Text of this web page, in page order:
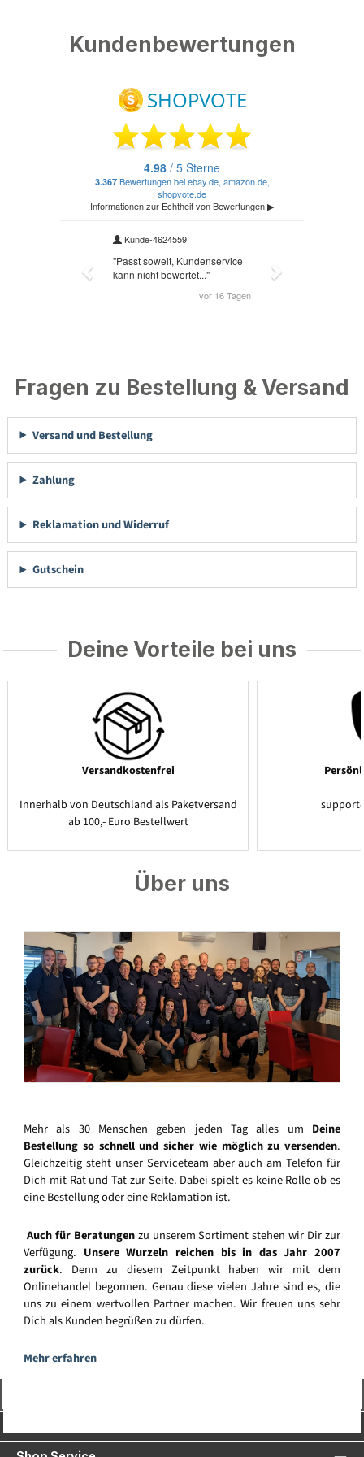
Kundenbewertungen
Fragen zu Bestellung & Versand
Versand und Bestellung
Zahlung
Reklamation und Widerruf
Gutschein
Deine Vorteile bei uns
Versandkostenfrei
Innerhalb von Deutschland als Paketversand
ab 100,- Euro Bestellwert
Über uns
Mehr als 30 Menschen geben jeden Tag alles um Deine
Bestellung so schnell und sicher wie möglich zu versenden.
Gleichzeitig steht unser Serviceteam aber auch am Telefon für
Dich mit Rat und Tat zur Seite. Dabei spielt es keine Rolle ob es
eine Bestellung oder eine Reklamation ist.
Auch für Beratungenzu unserem Sortiment stehen wir Dir zur
Verfügung. Unsere Wurzeln reichen bis in das Jahr 2007
zurück. Denn zu diesem Zeitpunkt haben wir mit dem
Onlinehandel begonnen. Genau diese vielen Jahre sind es, die
uns zu einem wertvollen Partner machen. Wir freuen uns sehr
Dich als Kunden begrüßen zu dürfen.
Mehr erfahren